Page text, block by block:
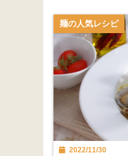
麺の人気レシピ
2022/11/30